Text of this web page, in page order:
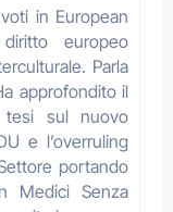
in European
europeo
Parla
approfondito il
sul nuovo
e l’overruling
portando
Medici Senza